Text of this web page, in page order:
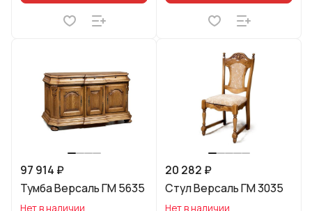
97 914 ₽
Тумба Версаль ГМ 5635
Нет в наличии
20 282 ₽
Стул Версаль ГМ 3035
Нет в наличии